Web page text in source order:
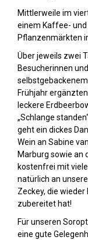
Mittlerweile im
einem Kaffee-
Pflanzenmärkten
Über jeweils zwei
Besucherinnen
Frühjahr
leckere
„Schlange
geht ein dickes
Wein an Sabine
Marburg sowie an
kostenfrei mit
natürlich an
Zeckey, die
zubereitet hat!
Für unseren
eine gute